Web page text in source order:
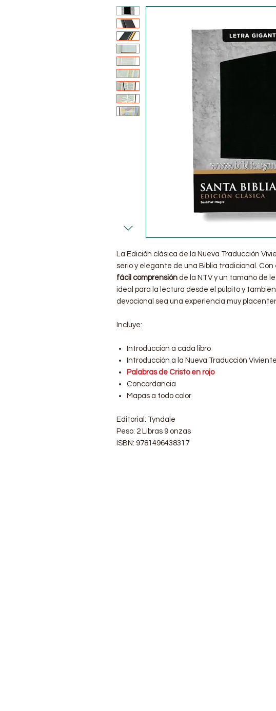
La Edición clásica de la Nueva Traducción
serio y elegante de una Biblia tradicional. Con
fácil comprensión de la NTV y un tamaño de
ideal para la lectura desde el púlpito y
devocional sea una experiencia muy
Incluye:
Introducción a cada libro
Introducción a la Nueva Traducción Viviente
Palabras de Cristo en rojo
Concordancia
Mapas a todo color
Editorial: Tyndale
Peso: 2 Libras 9 onzas
ISBN: 9781496438317